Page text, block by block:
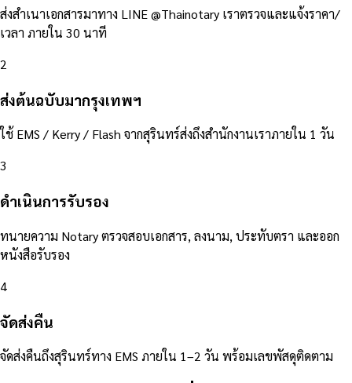
ส่งสำเนาเอกสารมาทาง LINE @Thainotary เราตรวจและแจ้งราคา/
เวลา ภายใน 30 นาที
2
ส่งต้นฉบับมากรุงเทพฯ
ใช้ EMS / Kerry / Flash จากสุรินทร์ส่งถึงสำนักงานเราภายใน 1 วัน
3
ดำเนินการรับรอง
ทนายความ Notary ตรวจสอบเอกสาร, ลงนาม, ประทับตรา และออก
หนังสือรับรอง
4
จัดส่งคืน
จัดส่งคืนถึงสุรินทร์ทาง EMS ภายใน 1–2 วัน พร้อมเลขพัสดุติดตาม